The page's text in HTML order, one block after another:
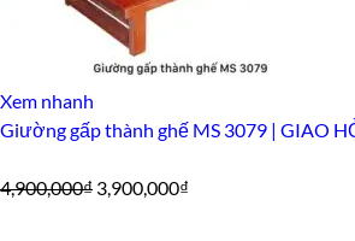
Xem nhanh
Giường gấp thành ghế MS 3079 | GIAO
4,900,000₫ Giá
3,900,000₫